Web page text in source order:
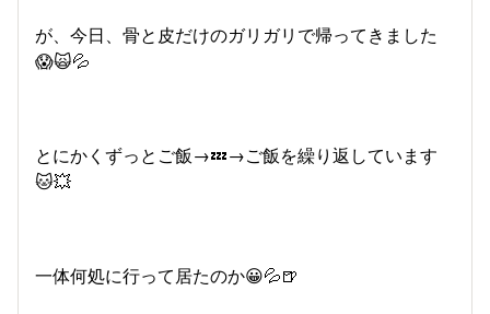
が、今日、骨と皮だけのガリガリで帰ってきました
😱🙀💦
とにかくずっとご飯→💤→ご飯を繰り返しています
🐱💥
一体何処に行って居たのか😀💦🍺